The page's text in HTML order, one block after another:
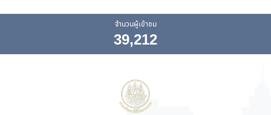
จำนวนผู้เข้าชม
39,212